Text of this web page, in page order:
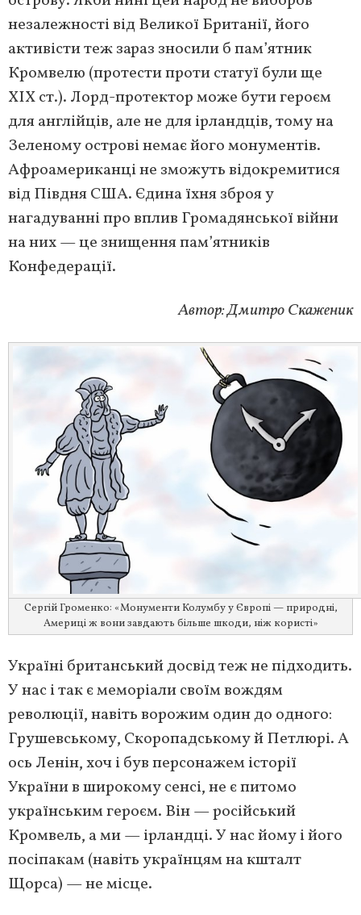
незалежності від Великої Британії, його
активісти теж зараз зносили б пам’ятник
Кромвелю (протести проти статуї були ще
ХІХ ст.). Лорд-протектор може бути героєм
для англійців, але не для ірландців, тому на
Зеленому острові немає його монументів.
Афроамериканці не зможуть відокремитися
від Півдня США. Єдина їхня зброя у
нагадуванні про вплив Громадянської війни
на них — це знищення пам’ятників
Конфедерації.
Автор: Дмитро Скаженик
Сергій Громенко: «Монументи Колумбу у Європі — природні,
Америці ж вони завдають більше шкоди, ніж користі»
Україні британський досвід теж не підходить.
У нас і так є меморіали своїм вождям
революції, навіть ворожим один до одного:
Грушевському, Скоропадському й Петлюрі. А
ось Ленін, хоч і був персонажем історії
України в широкому сенсі, не є питомо
українським героєм. Він — російський
Кромвель, а ми — ірландці. У нас йому і його
посіпакам (навіть українцям на кшталт
Щорса) — не місце.